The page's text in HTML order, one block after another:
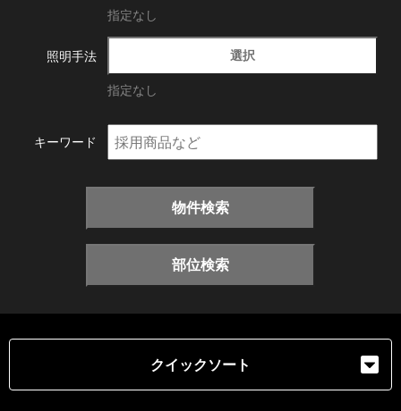
指定なし
照明手法 選択
指定なし
キーワード
物件検索
部位検索
クイックソート